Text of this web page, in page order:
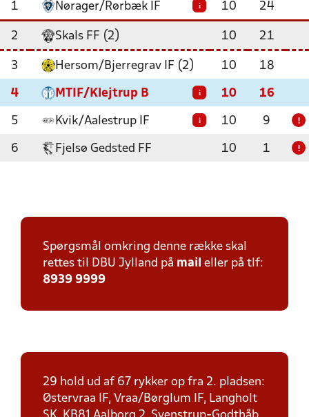
1 Nørager/Rørbæk IF i 10 24
2 Skals FF (2) 10 21
3 Hersom/Bjerregrav IF (2) 10 18
4 MTIF/Klejtrup B i 10 16
5 Kvik/Aalestrup IF i 10 9 !
6 Fjelsø Gedsted FF 10 1 !
Spørgsmål omkring denne række skal
rettes til DBU Jylland på mail eller på tlf:
8939 9999
29 hold ud af 67 rykker op fra 2. pladsen:
Østervraa IF, Vraa/Børglum IF, Langholt